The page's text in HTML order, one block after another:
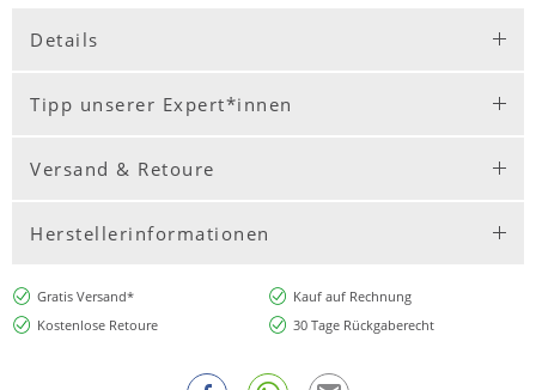
Details
Tipp unserer Expert*innen
Versand & Retoure
Herstellerinformationen
Gratis Versand*
Kauf auf Rechnung
Kostenlose Retoure
30 Tage Rückgaberecht